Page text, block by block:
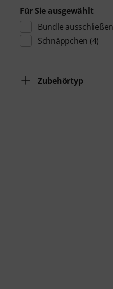
Für Sie ausgewählt
Bundle ausschließen
Schnäppchen (4)
Zubehörtyp